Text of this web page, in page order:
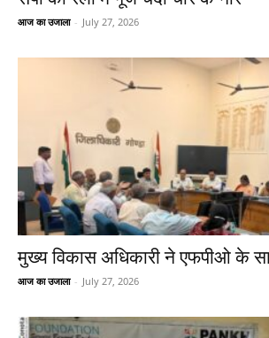
आज का उजाला - July 27, 2026
मुख्य विकास अधिकारी ने एफपीओ के
आज का उजाला - July 27, 2026